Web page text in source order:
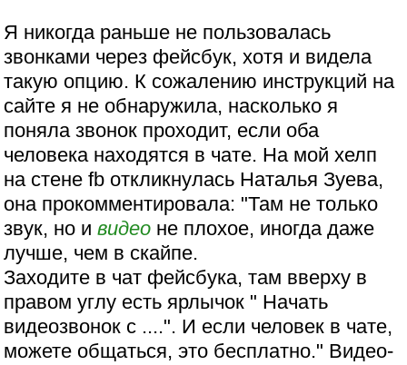
Я никогда раньше не пользовалась
звонками через фейсбук, хотя и видела
такую опцию. К сожалению инструкций на
сайте я не обнаружила, насколько я
поняла звонок проходит, если оба
человека находятся в чате. На мой хелп
на стене fb откликнулась Наталья Зуева,
она прокомментировала: "Там не только
звук, но ивидео не плохое, иногда даже
лучше, чем в скайпе.
Заходите в чат фейсбука, там вверху в
правом углу есть ярлычок " Начать
видеозвонок с ....". И если человек в чате,
можете общаться, это бесплатно." Видео-